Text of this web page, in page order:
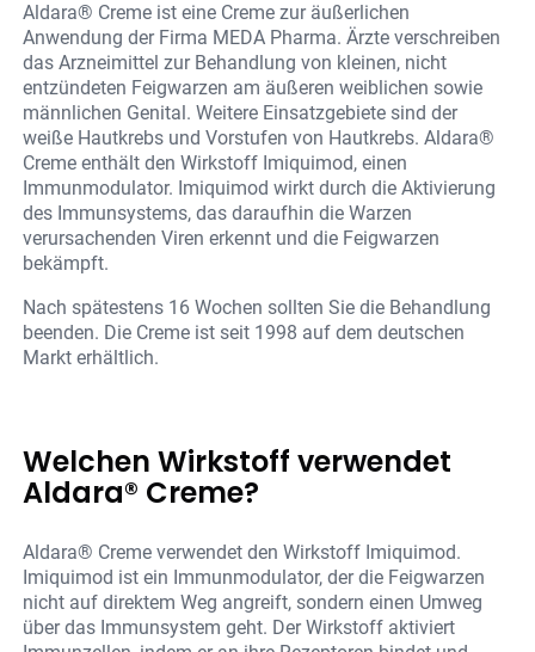
Aldara® Creme ist eine Creme zur äußerlichen
Anwendung der Firma MEDA Pharma. Ärzte verschreiben
das Arzneimittel zur Behandlung von kleinen, nicht
entzündeten Feigwarzen am äußeren weiblichen sowie
männlichen Genital. Weitere Einsatzgebiete sind der
weiße Hautkrebs und Vorstufen von Hautkrebs. Aldara®
Creme enthält den Wirkstoff Imiquimod, einen
Immunmodulator. Imiquimod wirkt durch die Aktivierung
des Immunsystems, das daraufhin die Warzen
verursachenden Viren erkennt und die Feigwarzen
bekämpft.
Nach spätestens 16 Wochen sollten Sie die Behandlung
beenden. Die Creme ist seit 1998 auf dem deutschen
Markt erhältlich.
Welchen Wirkstoff verwendet
Aldara® Creme?
Aldara® Creme verwendet den Wirkstoff Imiquimod.
Imiquimod ist ein Immunmodulator, der die Feigwarzen
nicht auf direktem Weg angreift, sondern einen Umweg
über das Immunsystem geht. Der Wirkstoff aktiviert